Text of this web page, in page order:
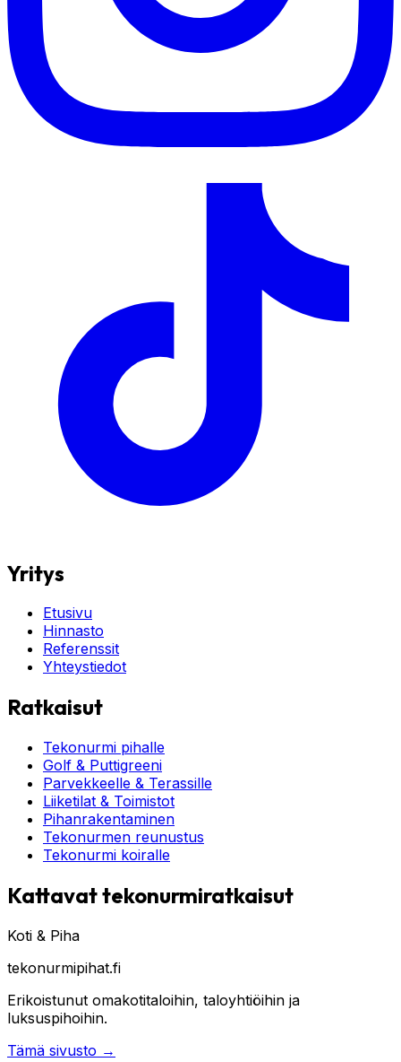
Yritys
Etusivu
Hinnasto
Referenssit
Yhteystiedot
Ratkaisut
Tekonurmi pihalle
Golf & Puttigreeni
Parvekkeelle & Terassille
Liiketilat & Toimistot
Pihanrakentaminen
Tekonurmen reunustus
Tekonurmi koiralle
Kattavat tekonurmiratkaisut
Koti & Piha
tekonurmipihat.fi
Erikoistunut omakotitaloihin, taloyhtiöihin ja
luksuspihoihin.
Tämä sivusto →